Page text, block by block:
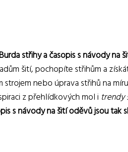
střihy a časopis s návody na
šití, pochopíte střihům a
nebo úprava střihů na
z přehlídkových mol i trendy
s návody na šití oděvů jsou